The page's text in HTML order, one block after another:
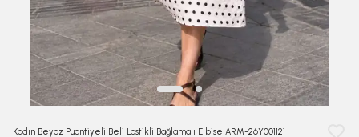
Kadın Beyaz Puantiyeli Beli Lastikli Bağlamalı Elbise ARM-26Y001121